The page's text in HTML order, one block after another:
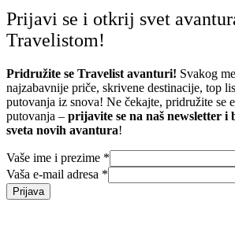
Prijavi se i otkrij svet
Travelistom!
Pridružite se Travelist avanturi! Svakog
najzabavnije priče, skrivene destinacije, top
putovanja iz snova! Ne čekajte, pridružite se
putovanja – prijavite se na naš newsletter i
sveta novih avantura!
Vaše ime i prezime *
Vaša e-mail adresa *
Prijava